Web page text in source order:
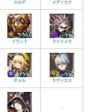
エルデ メディエナ
ドランド ライリュウ
チェル ラヴィエス
-